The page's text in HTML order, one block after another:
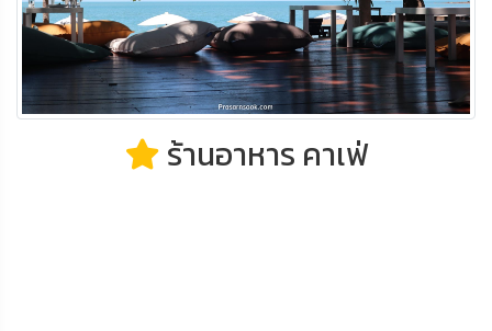
ร้านอาหาร คาเฟ่